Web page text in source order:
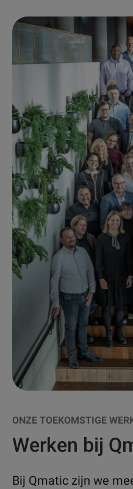
ONZE TOEKOMSTIGE
Werken bij
Bij Qmatic zijn we